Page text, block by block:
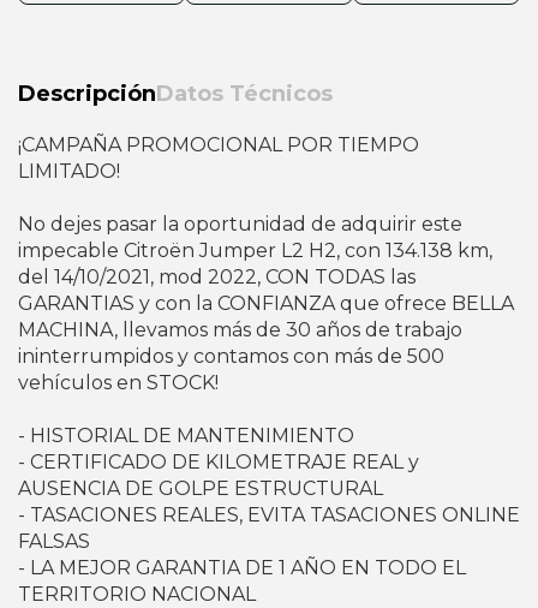
DescripciónDatos Técnicos
¡CAMPAÑA PROMOCIONAL POR TIEMPO
LIMITADO!
No dejes pasar la oportunidad de adquirir este
impecable Citroën Jumper L2 H2, con 134.138 km,
del 14/10/2021, mod 2022, CON TODAS las
GARANTIAS y con la CONFIANZA que ofrece BELLA
MACHINA, llevamos más de 30 años de trabajo
ininterrumpidos y contamos con más de 500
vehículos en STOCK!
- HISTORIAL DE MANTENIMIENTO
- CERTIFICADO DE KILOMETRAJE REAL y
AUSENCIA DE GOLPE ESTRUCTURAL
- TASACIONES REALES, EVITA TASACIONES ONLINE
FALSAS
- LA MEJOR GARANTIA DE 1 AÑO EN TODO EL
TERRITORIO NACIONAL